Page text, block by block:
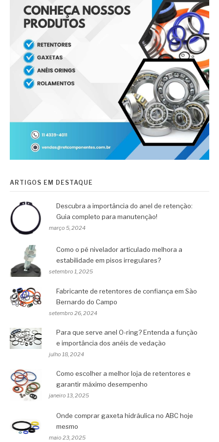
ARTIGOS EM DESTAQUE
Descubra a importância do anel de retenção:
Guia completo para manutenção!
março 5, 2024
Como o pé nivelador articulado melhora a
estabilidade em pisos irregulares?
setembro 1, 2025
Fabricante de retentores de confiança em São
Bernardo do Campo
setembro 26, 2024
Para que serve anel O-ring? Entenda a função
e importância dos anéis de vedação
julho 18, 2024
Como escolher a melhor loja de retentores e
garantir máximo desempenho
janeiro 13, 2025
Onde comprar gaxeta hidráulica no ABC hoje
mesmo
maio 23, 2025